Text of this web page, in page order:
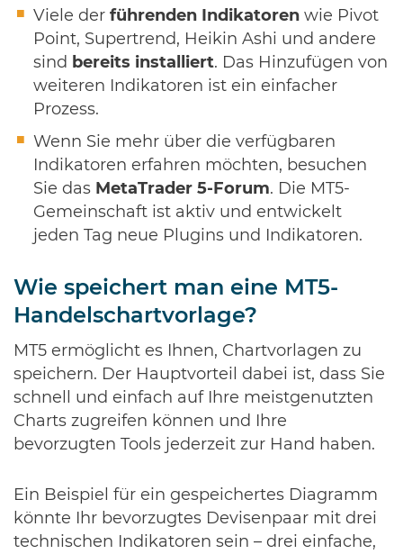
Viele der führenden Indikatoren wie Pivot
Point, Supertrend, Heikin Ashi und andere
sind
bereits installiert. Das Hinzufügen von
weiteren Indikatoren ist ein einfacher
Prozess.
Wenn Sie mehr über die verfügbaren
Indikatoren erfahren möchten, besuchen
Sie das MetaTrader 5-Forum. Die MT5-
Gemeinschaft ist aktiv und entwickelt
jeden Tag neue Plugins und Indikatoren.
Wie speichert man eine MT5-
Handelschartvorlage?
MT5 ermöglicht es Ihnen, Chartvorlagen zu
speichern. Der Hauptvorteil dabei ist, dass Sie
schnell und einfach auf Ihre meistgenutzten
Charts zugreifen können und Ihre
bevorzugten Tools jederzeit zur Hand haben.
Ein Beispiel für ein gespeichertes Diagramm
könnte Ihr bevorzugtes Devisenpaar mit drei
technischen Indikatoren sein – drei einfache,